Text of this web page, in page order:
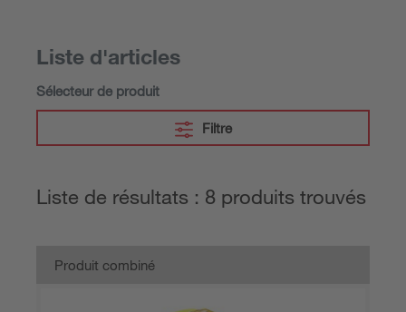
Liste d'articles
Sélecteur de produit
Filtre
Liste de résultats : 8 produits trouvés
Produit combiné